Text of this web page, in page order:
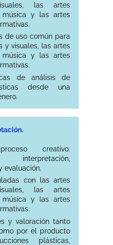
las artes
música y las artes
de uso común para
y visuales, las artes
música y las artes
de análisis de
desde una
creativo:
interpretación,
evaluación.
con las artes
las artes
música y las artes
y valoración tanto
por el producto
plásticas,